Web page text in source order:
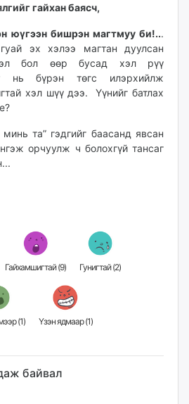
гайхан баясч,
юүгээн бишрэн магтмуу би!...
эх хэлээ магтан дуулсан
бол өөр бусад хэл рүү
нь бүрэн төгс илэрхийлж
хэл шүү дээ. Үүнийг батлах
та” гэдгийг баасанд явсан
орчуулж ч болохгүй тансаг
Гайхамшигтай (9) Гунигтай (2)
Жихүүцмээр (1) Үзэн ядмаар (1)
байвал